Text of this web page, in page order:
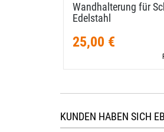
Wandhalterung für
Edelstahl
25,00 €
KUNDEN HABEN SICH